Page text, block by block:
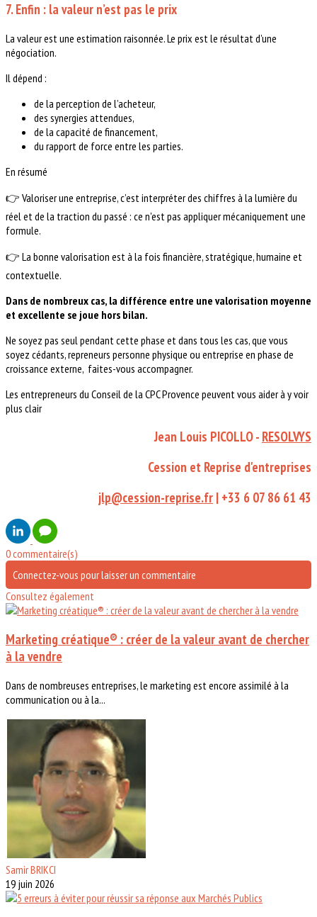
7. Enfin : la valeur n’est pas le prix
La valeur est une estimation raisonnée. Le prix est le résultat d’une
négociation.
Il dépend :
de la perception de l’acheteur,
des synergies attendues,
de la capacité de financement,
du rapport de force entre les parties.
En résumé
👉 Valoriser une entreprise, c’est interpréter des chiffres à la lumière du
réel et de la traction du passé : ce n'est pas appliquer mécaniquement une
formule.
👉 La bonne valorisation est à la fois financière, stratégique, humaine et
contextuelle.
Dans de nombreux cas, la différence entre une valorisation moyenne
et excellente se joue hors bilan.
Ne soyez pas seul pendant cette phase et dans tous les cas, que vous
soyez cédants, repreneurs personne physique ou entreprise en phase de
croissance externe, faites-vous accompagner.
Les entrepreneurs du Conseil de la CPC Provence peuvent vous aider à y voir
plus clair
Jean Louis PICOLLO - RESOLVYS
Cession et Reprise d'entreprises
jlp@cession-reprise.fr | +33 6 07 86 61 43
0 commentaire(s)
Connectez-vous pour laisser un commentaire
Consultez également
Marketing créatique® : créer de la valeur avant de chercher
à la vendre
Dans de nombreuses entreprises, le marketing est encore assimilé à la
communication ou à la...
Samir BRIKCI
19 juin 2026